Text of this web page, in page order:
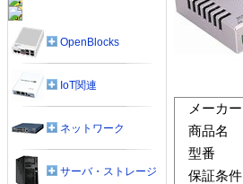
メーカー
商品名
型番
保証条件
OpenBlocks
IoT関連
ネットワーク
サーバ・ストレージ